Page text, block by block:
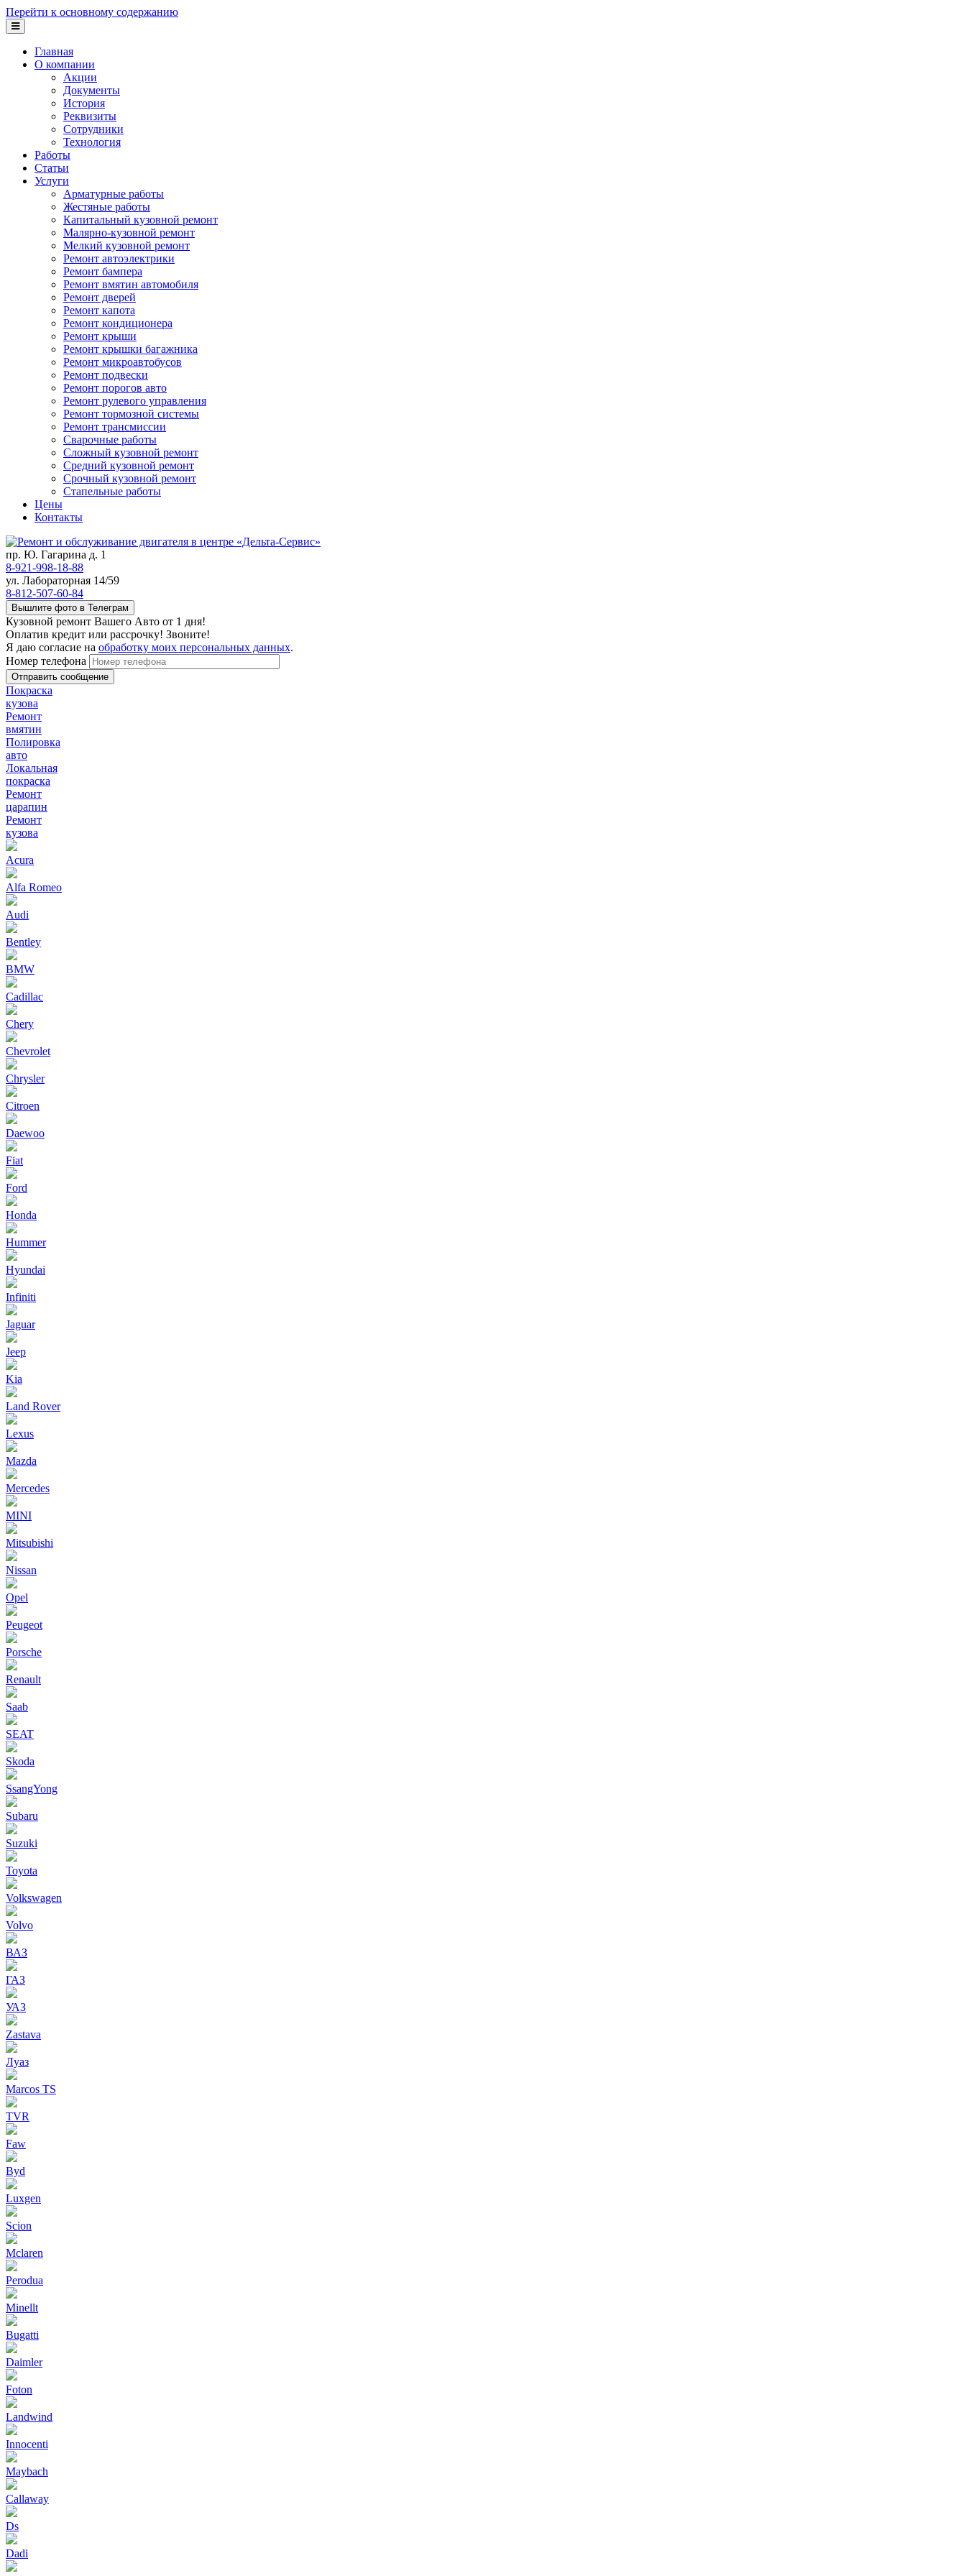
Перейти к основному содержанию
Главная
О компании
Акции
Документы
История
Реквизиты
Сотрудники
Технология
Работы
Статьи
Услуги
Арматурные работы
Жестяные работы
Капитальный кузовной ремонт
Малярно-кузовной ремонт
Мелкий кузовной ремонт
Ремонт автоэлектрики
Ремонт бампера
Ремонт вмятин автомобиля
Ремонт дверей
Ремонт капота
Ремонт кондиционера
Ремонт крыши
Ремонт крышки багажника
Ремонт микроавтобусов
Ремонт подвески
Ремонт порогов авто
Ремонт рулевого управления
Ремонт тормозной системы
Ремонт трансмиссии
Сварочные работы
Сложный кузовной ремонт
Средний кузовной ремонт
Срочный кузовной ремонт
Стапельные работы
Цены
Контакты
пр. Ю. Гагарина д. 1
8-921-998-18-88
ул. Лабораторная 14/59
8-812-507-60-84
Вышлите фото в Телеграм
Кузовной ремонт Вашего Авто от 1 дня!
Оплатив кредит или рассрочку! Звоните!
Я даю согласие на обработку моих персональных данных.
Номер телефона
Покраска
кузова
Ремонт
вмятин
Полировка
авто
Локальная
покраска
Ремонт
царапин
Ремонт
кузова
Acura
Alfa Romeo
Audi
Bentley
BMW
Cadillac
Chery
Chevrolet
Chrysler
Citroen
Daewoo
Fiat
Ford
Honda
Hummer
Hyundai
Infiniti
Jaguar
Jeep
Kia
Land Rover
Lexus
Mazda
Mercedes
MINI
Mitsubishi
Nissan
Opel
Peugeot
Porsche
Renault
Saab
SEAT
Skoda
SsangYong
Subaru
Suzuki
Toyota
Volkswagen
Volvo
ВАЗ
ГАЗ
УАЗ
Zastava
Луаз
Marcos TS
TVR
Faw
Byd
Luxgen
Scion
Mclaren
Perodua
Minellt
Bugatti
Daimler
Foton
Landwind
Innocenti
Maybach
Callaway
Ds
Dadi